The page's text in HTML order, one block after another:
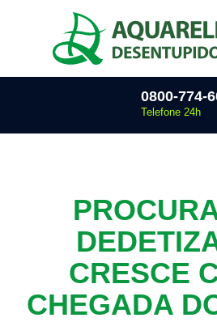
0800-774-
Telefone 24h
CRESCE
CHEGADA